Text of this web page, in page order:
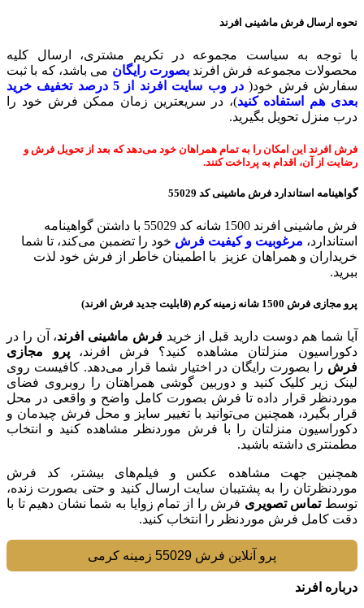
نحوه ارسال فرش ماشینی افرند
با توجه به سیاست مجموعه در تکریم مشتری، ارسال کلیه
محصولات مجموعه فرش افرندبصورت رایگان می باشد، که با ثبت
سفارش فرش خود(در وب سایت افرند
از 5 درصد تخفیف خرید
بعدی هم استفاده کنید)، در سریعترین زمان ممکن فرش خود را
درب منزل تحویل بگیرید.
فرش افرند این امکان را به تمام همراهان خود می‌دهد که بعد از تحویل فرش و
رضایت از آن، اقدام به پرداخت کنند.
گواهینامه استاندارد فرش ماشینیکد 55029
فرش ماشینی افرند 1500 شانه کد 55029 با داشتن گواهینامه
استاندارد، مرغوبیت و کیفیت فرش خود را تضمبن می‌کند، تا شما
خریداران و همراهان عزیز با اطمینان خاطر از فرش خود لذت
ببرید.
پرو مجازی فرش 1500 شانه زمينه کرم (قابلیت جدید فرش افرند)
آیا شما هم دوست دارید قبل از خریدفرش ماشینی افرند، آن را در
دکوراسیون منزلتان مشاهده کنید؟ فرش افرند،پرو مجازی
فرش را بصورت رایگان در اختیار شما قرار می‌دهد. کافیست روی
لینک زیر کلیک کنید و دوربین گوشی همراهتان را روبروی فضای
موردنظر قرار داده تا فرش بصورت کامل واضح و واقعی در محل
قرار بگیرد، همچنین می‌توانید با تغییر سایز و محل فرش چیدمان و
دکوراسیون منزلتان را با فرش موردنظر مشاهده کنید و انتخاب
مطمنتری داشته باشید.
همچنین جهت مشاهده عکس و فیلم‌های بیشتر، کد فرش
موردنظرتان را به پشتیبان سایت ارسال کنید و حتی بصورت زنده،
توسطتماس تصویری فرش را از تمام زوایا به شما نشان دهیم تا با
دقت کامل فرش موردنظر را انتخاب کنید.
پرو آنلاین فرش 55029 زمینه کرمی
درباره افرند